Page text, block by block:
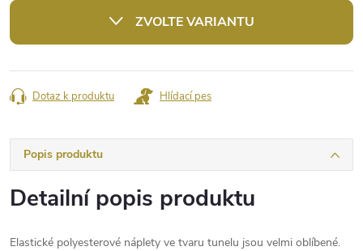
cena:
ZVOLTE VARIANTU
Dotaz k produktu Hlídací pes
Popis produktu
Detailní popis produktu
Elastické polyesterové náplety ve tvaru tunelu jsou velmi oblíbené.